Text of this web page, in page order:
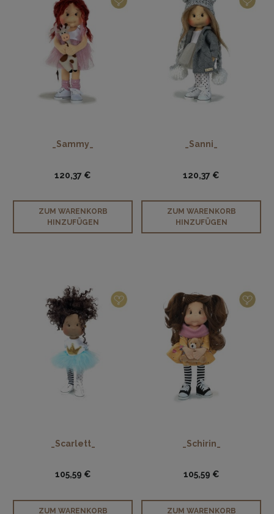
_Sammy_
120,37 €
ZUM WARENKORB
HINZUFÜGEN
_Sanni_
120,37 €
ZUM WARENKORB
HINZUFÜGEN
_Scarlett_
105,59 €
ZUM WARENKORB
_Schirin_
105,59 €
ZUM WARENKORB